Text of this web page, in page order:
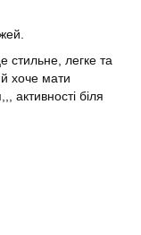
легке та
хоче мати
активності біля